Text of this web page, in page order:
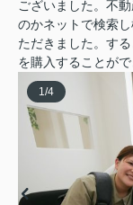
ございました。不
のかネットで検索
ただきました。す
を購入することが
1/4